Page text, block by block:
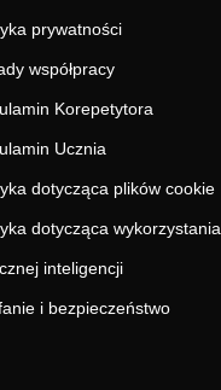
prywatności
współpracy
Korepetytora
Ucznia
dotycząca plików cookie
dotycząca wykorzystania
inteligencji
i bezpieczeństwo